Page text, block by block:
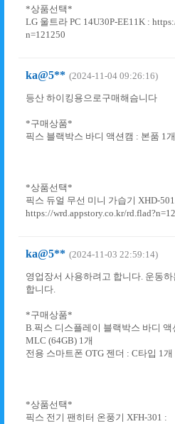
*상품선택*
LG 울트라 PC 14U30P-EE11K :
n=121250
ka@5** (2024-11-04 09:26:16)
등산 하이킹용으로구매해슴니다
*구매상품*
픽스 블랙박스 바디 액션캠 : 본품 1개
*상품선택*
픽스 듀얼 무선 미니 가습기 XHD-
https://wrd.appstory.co.kr/
ka@5** (2024-11-03 22:59:14)
영업장서 사용하려고 합니다. 운동
합니다.
*구매상품*
B.픽스 디스플레이 블랙박스 바디
MLC (64GB) 1개
전용 스마트폰 OTG 젠더 : C타입 1개
*상품선택*
픽스 전기 팬히터 온풍기 XFH-301 :